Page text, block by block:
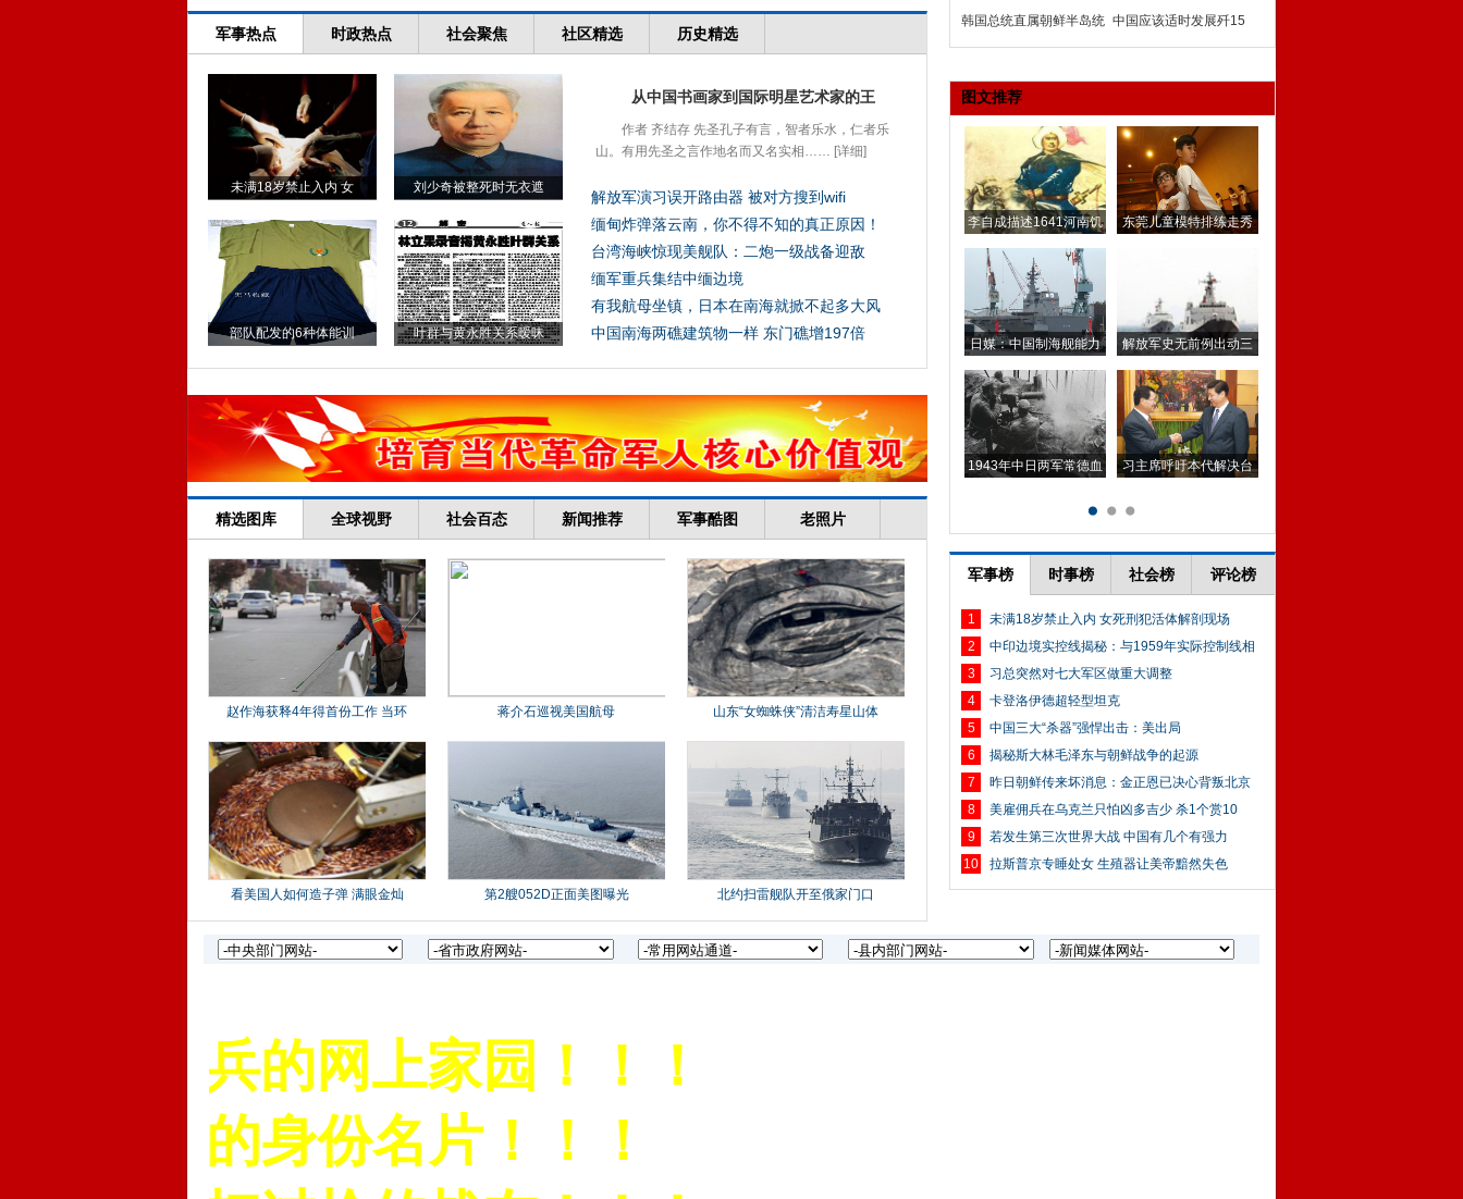
百分点 红利更多用于民生 足以摧毁大多数坦克
韩国总统直属朝鲜半岛统
一准备委员会拟4月成立
中国应该适时发展歼15
版“咆哮者”电子战飞机
军事榜 时事榜 社会榜 评论榜
1
未满18岁禁止入内 女死刑犯活体解剖现场
2
中印边境实控线揭秘：与1959年实际控制线相
3
习总突然对七大军区做重大调整
4
卡登洛伊德超轻型坦克
5
中国三大“杀器”强悍出击：美出局
6
揭秘斯大林毛泽东与朝鲜战争的起源
7
昨日朝鲜传来坏消息：金正恩已决心背叛北京
8
美雇佣兵在乌克兰只怕凶多吉少 杀1个赏10
9
若发生第三次世界大战 中国有几个有强力
10
拉斯普京专睡处女 生殖器让美帝黯然失色
老兵的网上家园！！！
辈子的身份名片！！！